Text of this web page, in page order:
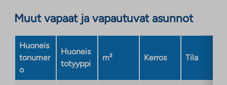
uuteen
Muut vapaat ja vapautuvat asunnot
Huoneis
tonumer
o
Huoneis
totyyppi
m² Kerros Tila